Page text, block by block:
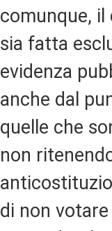
comunque, il
sia fatta
evidenza
anche dal
quelle che
non
di non